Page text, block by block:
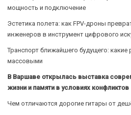
мощность и подключение
Эстетика полета: как FPV-дроны
инженеров в инструмент цифрового
Транспорт ближайшего будущего: какие
массовыми
В Варшаве открылась выставка
жизни и памяти в условиях конфликтов
Чем отличаются дорогие гитары от